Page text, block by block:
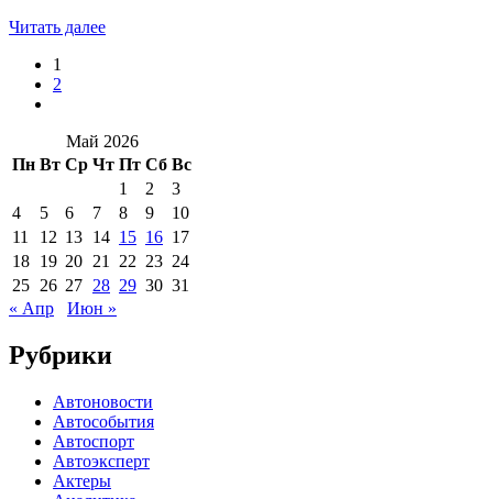
Читать далее
1
2
Май 2026
Пн Вт Ср Чт Пт Сб Вс
1
2
3
4
5 6 7 8 9
10
11
12 13 14 15 16 17
18 19 20 21 22 23 24
25 26 27 28 29 30 31
« Апр
Июн »
Рубрики
Автоновости
Автособытия
Автоспорт
Автоэксперт
Актеры